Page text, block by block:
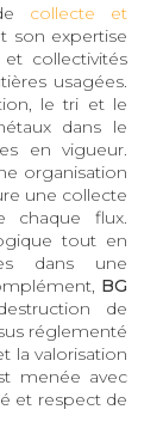
collecte et
son expertise
collectivités
usagées.
le tri et le
dans le
en vigueur.
organisation
une collecte
chaque flux.
tout en
dans une
BG
de
réglementé
la valorisation
menée avec
et respect de